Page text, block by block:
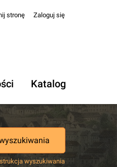
stronę Zaloguj się
Katalog
wyszukiwania